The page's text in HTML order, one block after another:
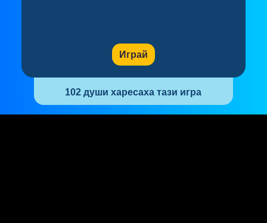
Играй
102 души харесаха тази игра